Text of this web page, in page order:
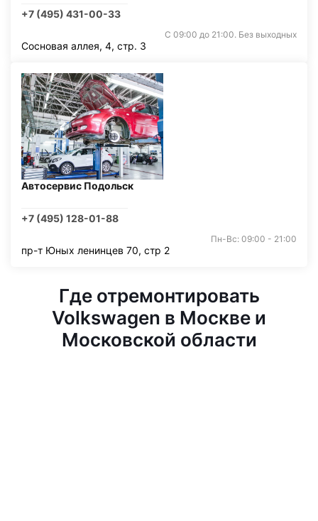
+7 (495) 431-00-33
С 09:00 до 21:00. Без выходных
Сосновая аллея, 4, стр. 3
Автосервис Подольск
+7 (495) 128-01-88
Пн-Вс: 09:00 - 21:00
пр-т Юных ленинцев 70, стр 2
Где отремонтировать
Volkswagen в Москве и
Московской области